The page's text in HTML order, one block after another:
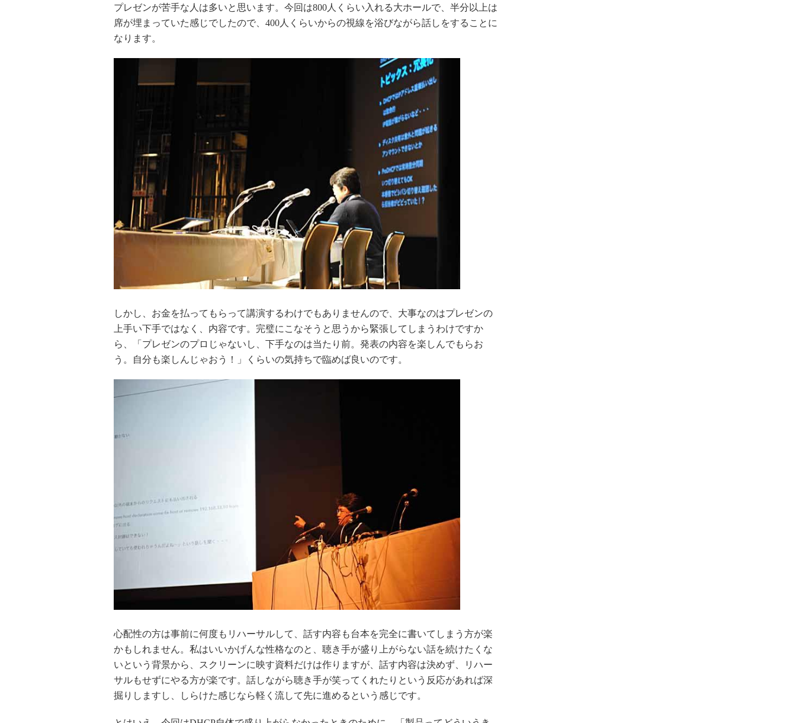
プレゼンが苦手な人は多いと思います。今回は800人くらい入れる大ホールで、半分以上は
席が埋まっていた感じでしたので、400人くらいからの視線を浴びながら話しをすることに
なります。
しかし、お金を払ってもらって講演するわけでもありませんので、大事なのはプレゼンの
上手い下手ではなく、内容です。完璧にこなそうと思うから緊張してしまうわけですか
ら、「プレゼンのプロじゃないし、下手なのは当たり前。発表の内容を楽しんでもらお
う。自分も楽しんじゃおう！」くらいの気持ちで臨めば良いのです。
心配性の方は事前に何度もリハーサルして、話す内容も台本を完全に書いてしまう方が楽
かもしれません。私はいいかげんな性格なのと、聴き手が盛り上がらない話を続けたくな
いという背景から、スクリーンに映す資料だけは作りますが、話す内容は決めず、リハー
サルもせずにやる方が楽です。話しながら聴き手が笑ってくれたりという反応があれば深
掘りしますし、しらけた感じなら軽く流して先に進めるという感じです。